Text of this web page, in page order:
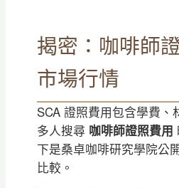
揭密：咖啡師
市場行情
SCA 證照費用包含學費、
多人搜尋 咖啡師證照費用
下是桑卓咖啡研究學院公
比較。